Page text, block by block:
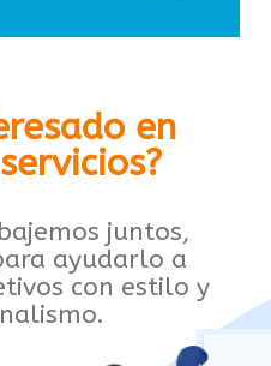
en
juntos,
ayudarlo a
con estilo y